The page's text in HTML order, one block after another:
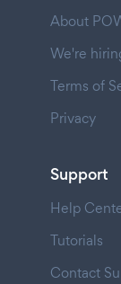
About
We're
Terms of
Privacy
Support
Help
Tutorials
Contact